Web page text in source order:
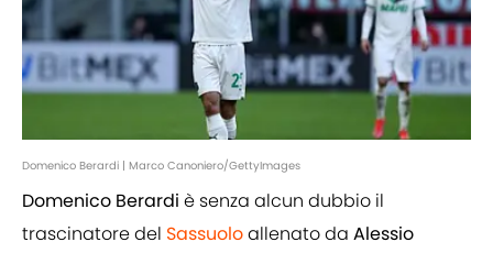
Domenico Berardi | Marco Canoniero/GettyImages
Domenico Berardi è senza alcun dubbio il
trascinatore del Sassuoloallenato da Alessio